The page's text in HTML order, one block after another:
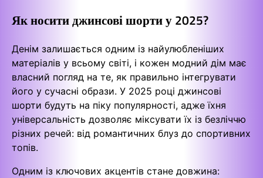
Як носити джинсові шорти у 2025?
Денім залишається одним із найулюбленіших
матеріалів у всьому світі, і кожен модний дім має
власний погляд на те, як правильно інтегрувати
його у сучасні образи. У 2025 році джинсові
шорти будуть на піку популярності, адже їхня
універсальність дозволяє міксувати їх із безліччю
різних речей: від романтичних блуз до спортивних
топів.
Одним із ключових акцентів стане довжина: